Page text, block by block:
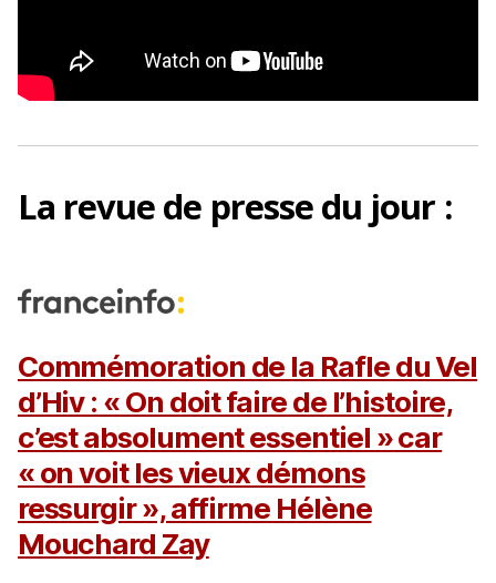
La revue de pressedu jour :
Commémoration de la Rafle du Vel
d’Hiv : « On doit faire de l’histoire,
c’est absolument essentiel » car
« on voit les vieux démons
ressurgir », affirme Hélène
Mouchard Zay